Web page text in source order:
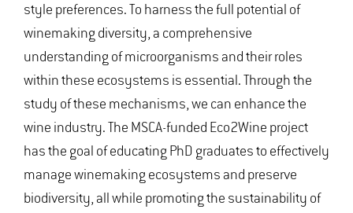
style preferences. To harness the full potential of
winemaking diversity, a comprehensive
understanding of microorganisms and their roles
within these ecosystems is essential. Through the
study of these mechanisms, we can enhance the
wine industry. The MSCA-funded Eco2Wine project
has the goal of educating PhD graduates to effectively
manage winemaking ecosystems and preserve
biodiversity, all while promoting the sustainability of